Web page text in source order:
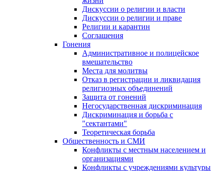
Дискуссии о религии и власти
Дискуссии о религии и праве
Религии и карантин
Соглашения
Гонения
Административное и полицейское
вмешательство
Места для молитвы
Отказ в регистрации и ликвидация
религиозных объединений
Защита от гонений
Негосударственная дискриминация
Дискриминация и борьба с
"сектантами"
Теоретическая борьба
Общественность и СМИ
Конфликты с местным населением и
организациями
Конфликты с учреждениями культуры